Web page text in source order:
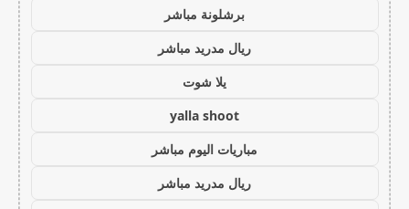
برشلونة مباشر
ريال مدريد مباشر
يلا شوت
yalla shoot
مباريات اليوم مباشر
ريال مدريد مباشر